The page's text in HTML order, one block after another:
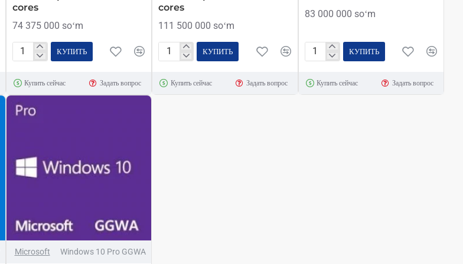
cores
74 375 000 soʻm
Microsoft
Server
2022
Datacenter
1pk
DSP
КУПИТЬ
Купить сейчас Задать вопрос
cores
111 500 000 soʻm
Microsoft
Server
КУПИТЬ
Купить сейчас Задать вопрос
83 000 000 soʻm
Microsoft
Server
КУПИТЬ
Купить сейчас Задать вопрос
Microsoft Windows 10 Pro GGWA